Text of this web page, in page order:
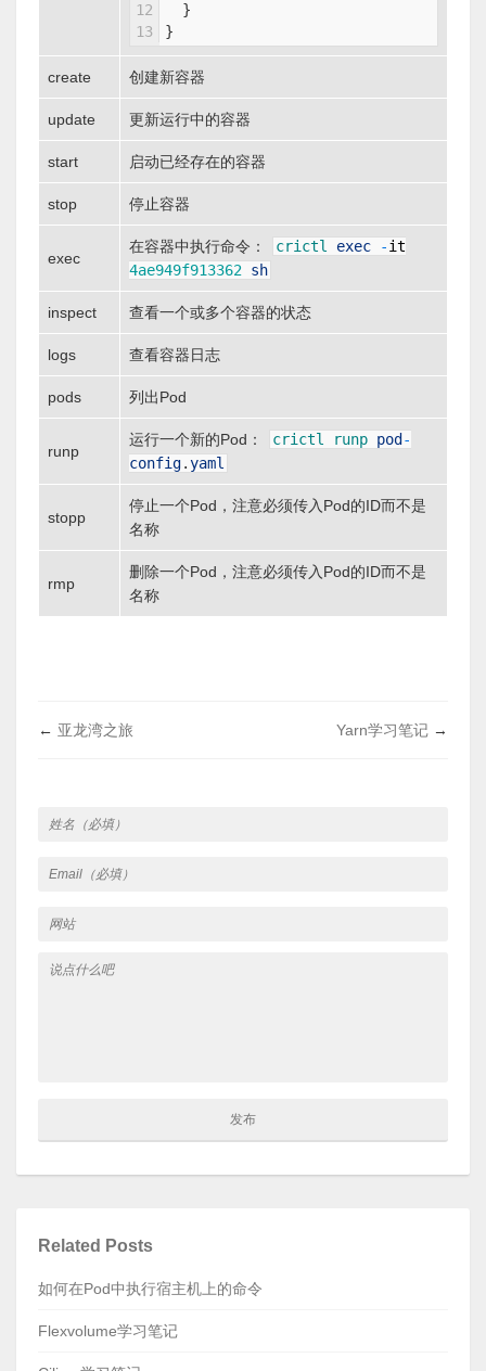
12
13
}
}
create 创建新容器
update 更新运行中的容器
start 启动已经存在的容器
stop 停止容器
exec
在容器中执行命令： crictl exec -it
4ae949f913362 sh
inspect 查看一个或多个容器的状态
logs 查看容器日志
pods 列出Pod
runp
运行一个新的Pod： crictl runp pod -
config.yaml
stopp
停止一个Pod，注意必须传入Pod的ID而不是
名称
rmp
删除一个Pod，注意必须传入Pod的ID而不是
名称
← 亚龙湾之旅 Yarn学习笔记 →
Related Posts
如何在Pod中执行宿主机上的命令
Flexvolume学习笔记